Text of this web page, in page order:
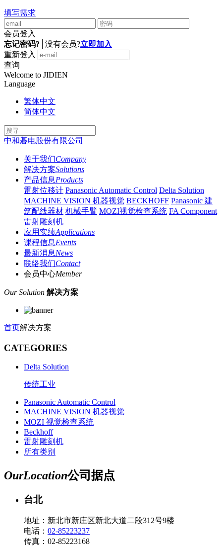
填写需求
会员登入
忘记密码?
没有会员?立即加入
重新登入
查询
Welcome to JIDIEN
Language
繁体中文
简体中文
中和碁电股份有限公司
关于我们Company
解决方案Solutions
产品信息Products
雷射位移计 Panasonic Automatic Control Delta Solution
MACHINE VISION 机器视觉 BECKHOFF Panasonic 建
筑配线器材 机械手臂 MOZI视觉检查系统 FA Component
雷射雕刻机
应用实绩Applications
课程信息Events
最新消息News
联络我们Contact
会员中心Member
Our Solution 解决方案
首页解决方案
CATEGORIES
Delta Solution
传统工业
Panasonic Automatic Control
MACHINE VISION 机器视觉
MOZI 视觉检查系统
Beckhoff
雷射雕刻机
所有类别
OurLocation公司据点
台北
地址：新北市新庄区新北大道二段312号9楼
电话： 02-85223237
传真：02-85223168